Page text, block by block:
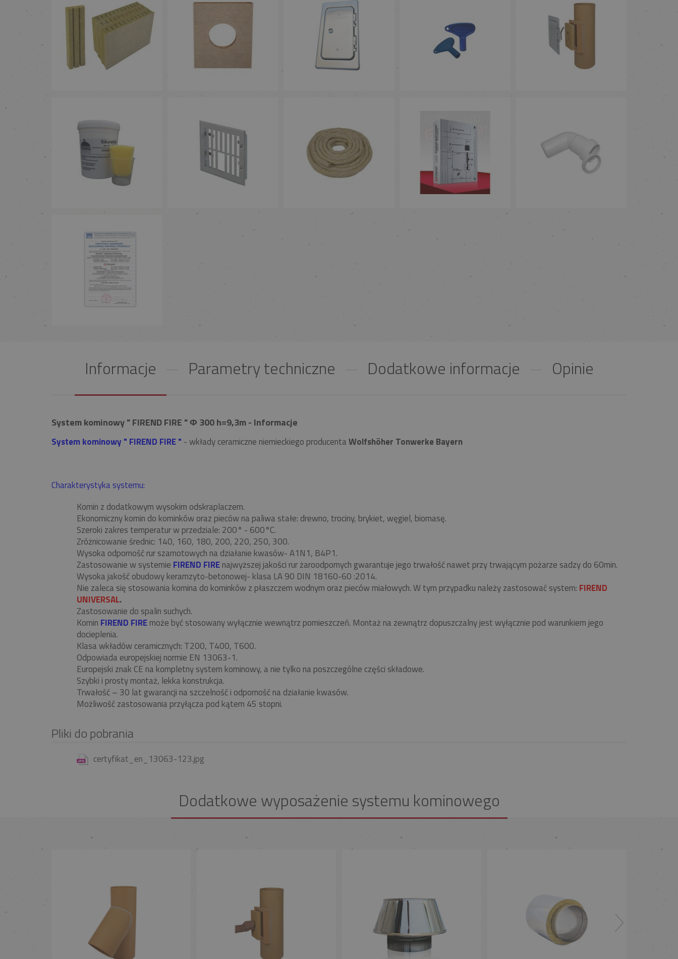
Informacje Parametry techniczne Dodatkowe informacje Opinie
System kominowy " FIREND FIRE " Φ 300 h=9,3m - Informacje
System kominowy " FIREND FIRE " - wkłady ceramiczne niemieckiego producentaWolfshöher Tonwerke Bayern
Charakterystyka systemu:
Komin z dodatkowym wysokim odskraplaczem.
Ekonomiczny komin do kominków oraz pieców na paliwa stałe: drewno, trociny, brykiet, węgiel, biomasę.
Szeroki zakres temperatur w przedziale: 200° - 600°C.
Zróżnicowanie średnic: 140, 160, 180, 200, 220, 250, 300.
Wysoka odporność rur szamotowych na działanie kwasów- A1N1, B4P1.
Zastosowanie w systemie FIREND FIREnajwyższej jakości rur żaroodpornych gwarantuje jego trwałość nawet przy trwającym pożarze sadzy do 60min.
Wysoka jakość obudowy keramzyto-betonowej- klasa LA 90 DIN 18160-60 :2014.
Nie zaleca się stosowania komina do kominków z płaszczem wodnym oraz pieców miałowych. W tym przypadku należy zastosować system: FIREND
UNIVERSAL.
Zastosowanie do spalin suchych.
Komin FIREND FIREmoże być stosowany wyłącznie wewnątrz pomieszczeń. Montaż na zewnątrz dopuszczalny jest wyłącznie pod warunkiem jego
docieplenia.
Klasa wkładów ceramicznych: T200, T400, T600.
Odpowiada europejskiej normie EN 13063-1.
Europejski znak CE na kompletny system kominowy, a nie tylko na poszczególne części składowe.
Szybki i prosty montaż, lekka konstrukcja.
Trwałość – 30 lat gwarancji na szczelność i odporność na działanie kwasów.
Możliwość zastosowania przyłącza pod kątem 45 stopni.
Pliki do pobrania
certyfikat_en_13063-123.jpg
Dodatkowe wyposażenie systemu kominowego